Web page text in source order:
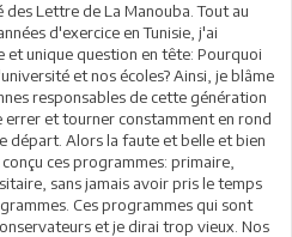
des Lettre de La Manouba. Tout au
d'exercice en Tunisie, j'ai
et unique question en tête: Pourquoi
et nos écoles? Ainsi, je blâme
responsables de cette génération
errer et tourner constamment en rond
départ. Alors la faute et belle et bien
ces programmes: primaire,
sans jamais avoir pris le temps
Ces programmes qui sont
et je dirai trop vieux. Nos